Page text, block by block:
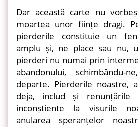
Dar această carte nu
moartea unor ființe dragi.
pierderile constituie un
amplu și, ne place sau nu,
pierderi nu numai prin
abandonului, schimbându-
departe. Pierderile noastre,
deja, includ și renunțările
inconștiente la visurile
anularea speranțelor